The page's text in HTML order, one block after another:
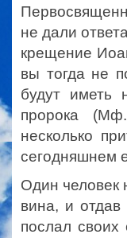
не дали
крещение
вы тогда не
будут иметь
пророка
несколько
сегодняшнем
Один человек
вина, и
послал своих